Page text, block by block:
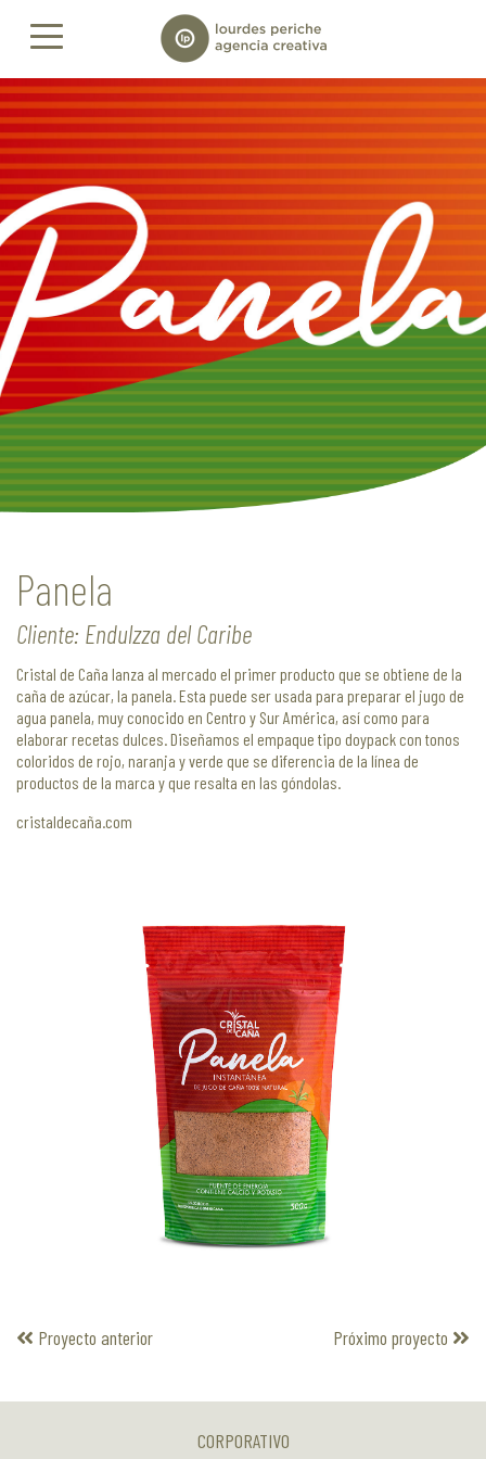
Panela
Cliente: Endulzza del Caribe
Cristal de Caña lanza al mercado el primer producto que se obtiene de la
caña de azúcar, la panela. Esta puede ser usada para preparar el jugo de
agua panela, muy conocido en Centro y Sur América, así como para
elaborar recetas dulces. Diseñamos el empaque tipo doypack con tonos
coloridos de rojo, naranja y verde que se diferencia de la línea de
productos de la marca y que resalta en las góndolas.
cristaldecaña.com
Proyecto anterior Próximo proyecto
CORPORATIVO